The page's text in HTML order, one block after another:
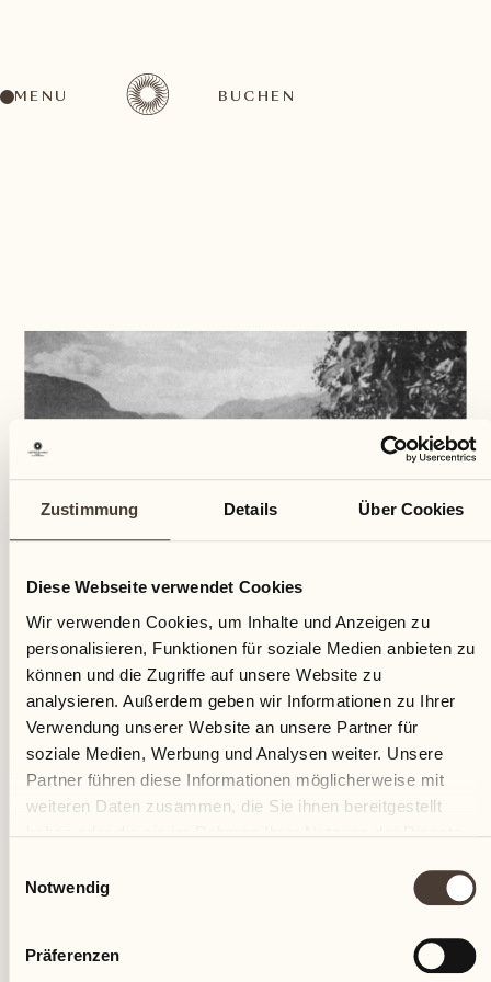
Zustimmung Details Über Cookies
Diese Webseite verwendet Cookies
Wir verwenden Cookies, um Inhalte und Anzeigen zu
personalisieren, Funktionen für soziale Medien anbieten zu
können und die Zugriffe auf unsere Website zu
analysieren. Außerdem geben wir Informationen zu Ihrer
Verwendung unserer Website an unsere Partner für
soziale Medien, Werbung und Analysen weiter. Unsere
Partner führen diese Informationen möglicherweise mit
weiteren Daten zusammen, die Sie ihnen bereitgestellt
Notwendig
Präferenzen
MENU BUCHEN
Das Landgut Terreni alla Maggia und das Castello del
Sole werden von der Familie Bührle, jetzt Familie
Anda, erworben